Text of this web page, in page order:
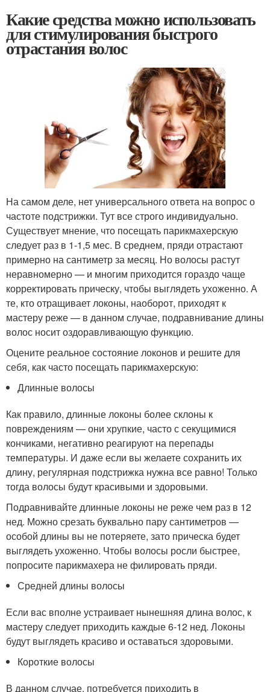
Какие средства можно использовать
для стимулирования быстрого
отрастания волос
На самом деле, нет универсального ответа на вопрос о
частоте подстрижки. Тут все строго индивидуально.
Существует мнение, что посещать парикмахерскую
следует раз в 1-1,5 мес. В среднем, пряди отрастают
примерно на сантиметр за месяц. Но волосы растут
неравномерно — и многим приходится гораздо чаще
корректировать прическу, чтобы выглядеть ухоженно. А
те, кто отращивает локоны, наоборот, приходят к
мастеру реже — в данном случае, подравнивание длины
волос носит оздоравливающую функцию.
Оцените реальное состояние локонов и решите для
себя, как часто посещать парикмахерскую:
Длинные волосы
Как правило, длинные локоны более склоны к
повреждениям — они хрупкие, часто с секущимися
кончиками, негативно реагируют на перепады
температуры. И даже если вы желаете сохранить их
длину, регулярная подстрижка нужна все равно! Только
тогда волосы будут красивыми и здоровыми.
Подравнивайте длинные локоны не реже чем раз в 12
нед. Можно срезать буквально пару сантиметров —
особой длины вы не потеряете, зато прическа будет
выглядеть ухоженно. Чтобы волосы росли быстрее,
попросите парикмахера не филировать пряди.
Средней длины волосы
Если вас вполне устраивает нынешняя длина волос, к
мастеру следует приходить каждые 6-12 нед. Локоны
будут выглядеть красиво и оставаться здоровыми.
Короткие волосы
В данном случае, потребуется приходить в